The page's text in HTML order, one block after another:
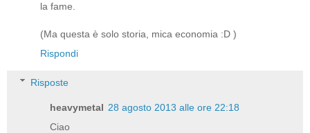
la fame.
(Ma questa è solo storia, mica economia :D )
Rispondi
Risposte
heavymetal 28 agosto 2013 alle ore 22:18
Ciao